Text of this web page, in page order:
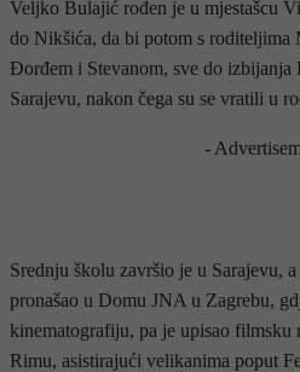
Veljko Bulajić rođen je u mjestašcu
do Nikšića, da bi potom s
Đorđem i Stevanom, sve do izbijanja
Sarajevu, nakon čega su se vratili u
-
Srednju školu završio je u Sarajevu,
pronašao u Domu JNA u Zagrebu,
kinematografiju, pa je upisao filmsku
Rimu, asistirajući velikanima poput